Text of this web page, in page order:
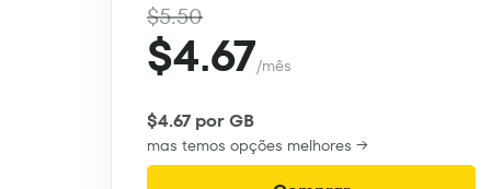
$5.50
$4.67/mês
$4.67 por GB
mas temos opções melhores →